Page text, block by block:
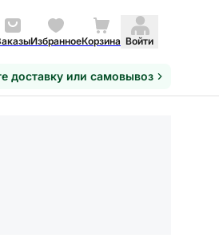
ИзбранноеКорзина Войти
доставку или самовывоз